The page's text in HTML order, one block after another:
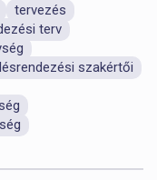
tervezés
terv
szakértői